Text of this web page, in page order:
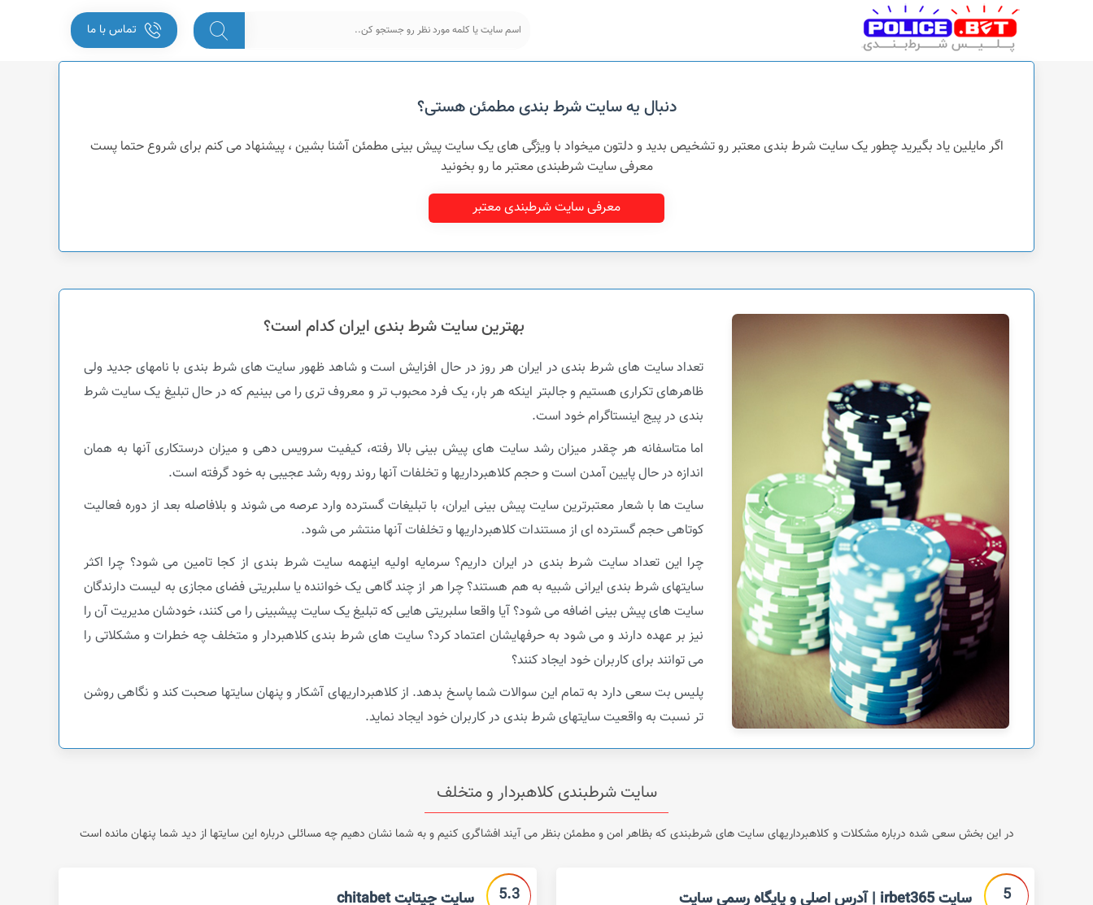
پلیس شرط بندی تماس با ما
دنبال یه سایت شرط بندی مطمئن هستی؟
اگر مایلین یاد بگیرید چطور یک سایت شرط بندی معتبر رو تشخیص بدید و دلتون میخواد با ویژگی های یک سایت پیش بینی مطمئن آشنا بشین ، پیشنهاد می کنم برای شروع حتما پست
معرفی سایت شرطبندی معتبر ما رو بخونید
معرفی سایت شرطبندی معتبر
بهترین سایت شرط بندی ایران کدام است؟
تعداد سایت های شرط بندی در ایران هر روز در حال افزایش است و شاهد ظهور سایت های شرط بندی با نامهای جدید ولی
ظاهرهای تکراری هستیم و جالبتر اینکه هر بار، یک فرد محبوب تر و معروف تری را می بینیم که در حال تبلیغ یک سایت شرط
بندی در پیج اینستاگرام خود است.
اما متاسفانه هر چقدر میزان رشد سایت های پیش بینی بالا رفته، کیفیت سرویس دهی و میزان درستکاری آنها به همان
اندازه در حال پایین آمدن است و حجم کلاهبرداریها و تخلفات آنها روند روبه رشد عجیبی به خود گرفته است.
سایت ها با شعار معتبرترین سایت پیش بینی ایران، با تبلیغات گسترده وارد عرصه می شوند و بلافاصله بعد از دوره فعالیت
کوتاهی حجم گسترده ای از مستندات کلاهبرداریها و تخلفات آنها منتشر می شود.
چرا این تعداد سایت شرط بندی در ایران داریم؟ سرمایه اولیه اینهمه سایت شرط بندی از کجا تامین می شود؟ چرا اکثر
سایتهای شرط بندی ایرانی شبیه به هم هستند؟ چرا هر از چند گاهی یک خواننده یا سلبریتی فضای مجازی به لیست دارندگان
سایت های پیش بینی اضافه می شود؟ آیا واقعا سلبریتی هایی که تبلیغ یک سایت پیشبینی را می کنند، خودشان مدیریت آن را
نیز بر عهده دارند و می شود به حرفهایشان اعتماد کرد؟ سایت های شرط بندی کلاهبردار و متخلف چه خطرات و مشکلاتی را
می توانند برای کاربران خود ایجاد کنند؟
پلیس بت سعی دارد به تمام این سوالات شما پاسخ بدهد. از کلاهبرداریهای آشکار و پنهان سایتها صحبت کند و نگاهی روشن
تر نسبت به واقعیت سایتهای شرط بندی در کاربران خود ایجاد نماید.
سایت شرطبندی کلاهبردار و متخلف
در این بخش سعی شده درباره مشکلات و کلاهبرداریهای سایت های شرطبندی که بظاهر امن و مطمئن بنظر می آیند افشاگری کنیم و به شما نشان دهیم چه مسائلی درباره این سایتها از دید شما پنهان مانده است
5 سایت irbet365 | آدرس اصلی و پایگاه رسمی سایت 5.3 سایت چیتابت chitabet